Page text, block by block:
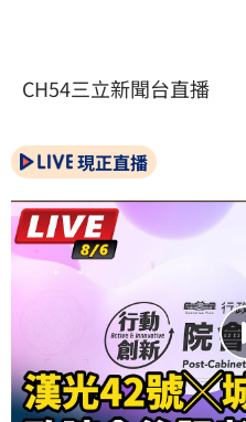
CH54三立新聞台直播
現正直播